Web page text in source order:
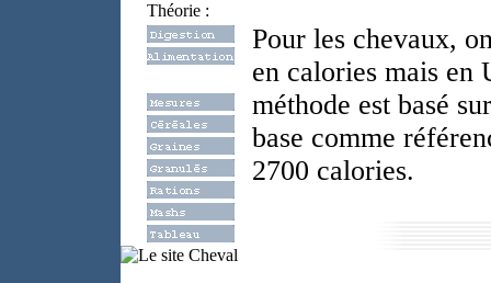
Théorie :
Pour les chevaux,
en calories mais en
méthode est basé
base comme
2700 calories.